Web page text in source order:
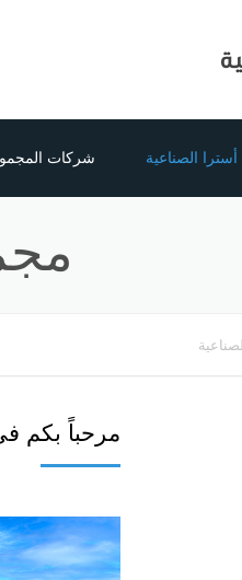
الصناعية شركات
أسترا كيم
المصنع العالمي
مرحباً بكم